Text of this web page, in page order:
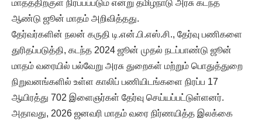
மாதத்திற்குள் நிரப்பப்படும் என்று தமிழ்நாடு அரசு கடந்த
ஆண்டு ஜூன் மாதம் அறிவித்தது.
தேர்வர்களின் நலன் கருதி டி.என்.பி.எஸ்.சி., தேர்வு பணிகளை
துரிதப்படுத்தி, கடந்த 2024 ஜூன் முதல் நடப்பாண்டு ஜூன்
மாதம் வரையில் பல்வேறு அரசு துறைகள் மற்றும் பொதுத்துறை
நிறுவனங்களில் உள்ள காலிப் பணியிடங்களை நிரப்ப 17
ஆயிரத்து 702 இளைஞர்கள் தேர்வு செய்யப்பட்டுள்ளனர்.
அதாவது, 2026 ஜனவரி மாதம் வரை நிர்ணயித்த இலக்கை